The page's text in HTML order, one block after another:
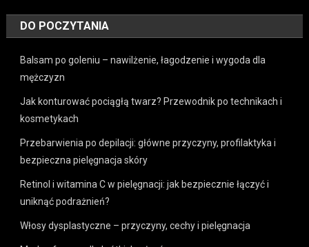
DO POCZYTANIA
Balsam po goleniu – nawilżenie, łagodzenie i wygoda dla
mężczyzn
Jak konturować pociągłą twarz? Przewodnik po technikach i
kosmetykach
Przebarwienia po depilacji: główne przyczyny, profilaktyka i
bezpieczna pielęgnacja skóry
Retinol i witamina C w pielęgnacji: jak bezpiecznie łączyć i
uniknąć podrażnień?
Włosy dysplastyczne – przyczyny, cechy i pielęgnacja